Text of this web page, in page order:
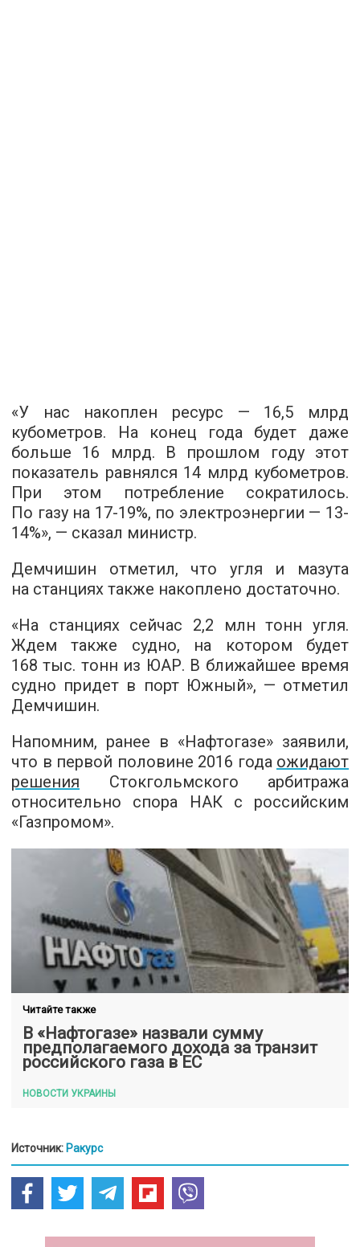
«У нас накоплен ресурс — 16,5 млрд
кубометров. На конец года будет даже
больше 16 млрд. В прошлом году этот
показатель равнялся 14 млрд кубометров.
При этом потребление сократилось.
По газу на 17-19%, по электроэнергии — 13-
14%», — сказал министр.
Демчишин отметил, что угля и мазута
на станциях также накоплено достаточно.
«На станциях сейчас 2,2 млн тонн угля.
Ждем также судно, на котором будет
168 тыс. тонн из ЮАР. В ближайшее время
судно придет в порт Южный», — отметил
Демчишин.
Напомним, ранее в «Нафтогазе» заявили,
что в первой половине 2016 года ожидают
решения Стокгольмского арбитража
относительно спора НАК с российским
«Газпромом».
Читайте также
В «Нафтогазе» назвали сумму
предполагаемого дохода за транзит
российского газа в ЕС
НОВОСТИ УКРАИНЫ
Источник: Ракурс